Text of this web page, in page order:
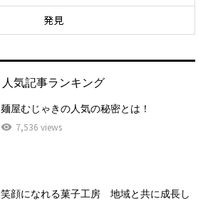
発見
人気記事ランキング
麺屋むじゃきの人気の秘密とは！
7,536 views
笑顔になれる菓子工房 地域と共に成長し